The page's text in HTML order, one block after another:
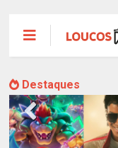
Destaques